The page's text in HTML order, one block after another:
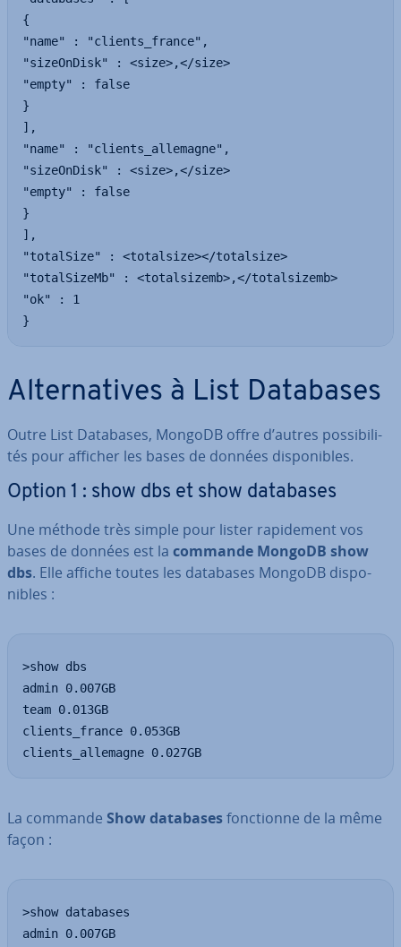
{
"name" : "clients_france",
"sizeOnDisk" : <size>,</size>
"empty" : false
}
],
"name" : "clients_allemagne",
"sizeOnDisk" : <size>,</size>
"empty" : false
}
],
"totalSize" : <totalsize></totalsize>
"totalSizeMb" : <totalsizemb>,</totalsizemb>
"ok" : 1
}
Al­ter­na­tives à List Databases
Outre List Databases, MongoDB offre d’autres pos­si­bi­li­
tés pour afficher les bases de données dis­po­nibles.
Option 1 : show dbs et show databases
Une méthode très simple pour lister ra­pi­de­ment vos
bases de données est la commande MongoDB show
dbs. Elle affiche toutes les databases MongoDB dis­po­
nibles :
>show dbs
admin 0.007GB
team 0.013GB
clients_france 0.053GB
clients_allemagne 0.027GB
La commande Show databasesfonc­tionne de la même
façon :
>show databases
admin 0.007GB